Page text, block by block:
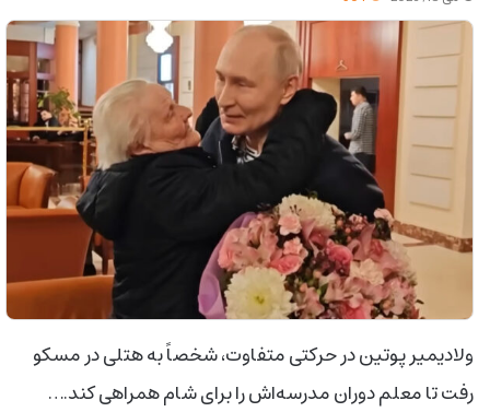
ولادیمیر پوتین در حرکتی متفاوت، شخصاً به هتلی در مسکو
رفت تا معلم دوران مدرسه‌اش را برای شام همراهی کند.…